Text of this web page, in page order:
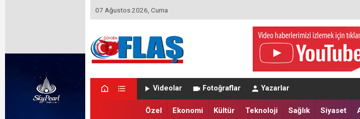
07 Ağustos 2026, Cuma
Videolar Fotoğraflar Yazarlar
Özel Ekonomi Kültür Teknoloji Sağlık Siyaset